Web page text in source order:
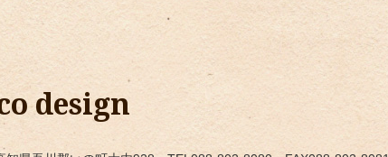
design